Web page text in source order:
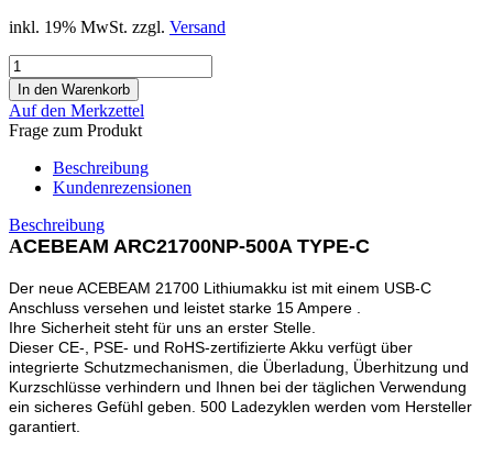
inkl. 19% MwSt. zzgl. Versand
Auf den Merkzettel
Frage zum Produkt
Beschreibung
Kundenrezensionen
Beschreibung
ACEBEAM ARC21700NP-500A TYPE-C
Der neue ACEBEAM 21700 Lithiumakku ist mit einem USB-C
Anschluss versehen und leistet starke 15 Ampere .
Ihre Sicherheit steht für uns an erster Stelle.
Dieser CE-, PSE- und RoHS-zertifizierte Akku verfügt über
integrierte Schutzmechanismen, die Überladung, Überhitzung und
Kurzschlüsse verhindern und Ihnen bei der täglichen Verwendung
ein sicheres Gefühl geben. 500 Ladezyklen werden vom Hersteller
garantiert.